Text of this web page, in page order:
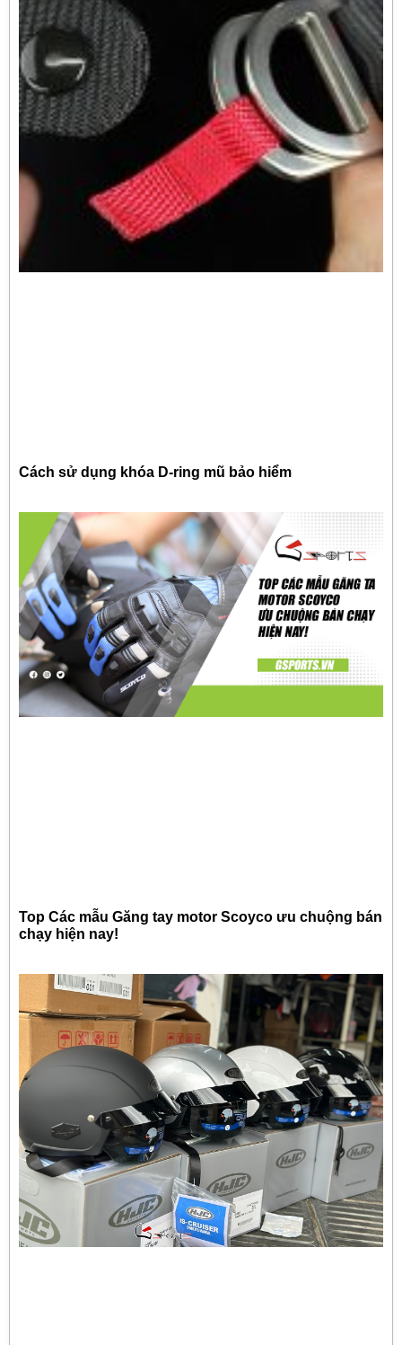
Cách sử dụng khóa D-ring mũ bảo hiểm
Top Các mẫu Găng tay motor Scoyco ưu chuộng bán
chạy hiện nay!